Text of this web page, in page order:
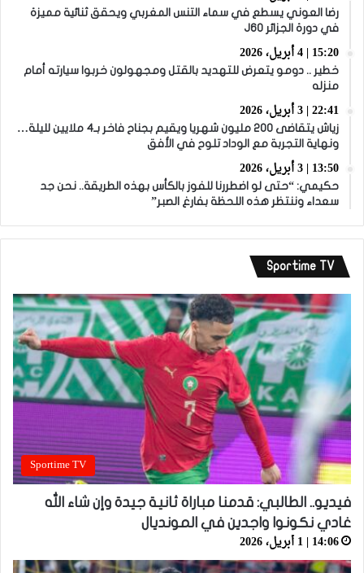
رضا العوني يسطع في سماء التنس المغربي ويحقق ثنائية مميزة
في دورة الجزائر J60
15:20 | 4 أبريل، 2026
خطير .. دومو يتعرض للتهديد بالقتل ومجهولون خربوا سيارته أمام
منزله
22:41 | 3 أبريل، 2026
زياش يتقاضى 200 مليون شهريا ويقيم بجناح فاخر بـ4 ملايين لليلة…
ونهاية التجربة مع الوداد تلوح في الأفق
13:50 | 3 أبريل، 2026
حكيمي: “حتى لو اضطررنا للفوز بالكأس بهذه الطريقة.. نحن جد
سعداء وننتظر هذه اللحظة بفارغ الصبر”
Sportime TV
Sportime TV
فيديو.. الطالبي: قدمنا مباراة ثانية جيدة وإن شاء الله
غادي نكونوا واجدين في المونديال
14:06 | 1 أبريل، 2026